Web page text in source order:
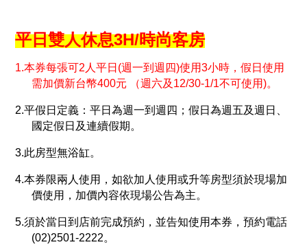
平日雙人休息3H/時尚客房
1.本券每張可2人平日(週一到週四)使用3小時，假日使用
需加價新台幣400元 （週六及12/30-1/1不可使用)。
2.平假日定義：平日為週一到週四；假日為週五及週日、
國定假日及連續假期。
3.此房型無浴缸。
4.本券限兩人使用，如欲加人使用或升等房型須於現場加
價使用，加價內容依現場公告為主。
5.須於當日到店前完成預約，並告知使用本券，預約電話
(02)2501-2222。